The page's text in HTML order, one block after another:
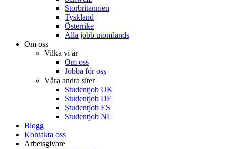
Storbritannien
Tyskland
Österrike
Alla jobb utomlands
Om oss
Vilka vi är
Om oss
Jobba för oss
Våra andra siter
Studentjob UK
Studentjob DE
Studentjob ES
Studentjob NL
Blogg
Kontakta oss
Arbetsgivare